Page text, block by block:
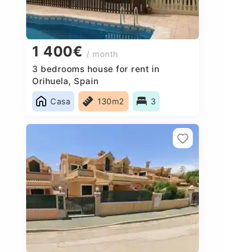
1 400€ / month
3 bedrooms house for rent in
Orihuela, Spain
Casa
130m2 3